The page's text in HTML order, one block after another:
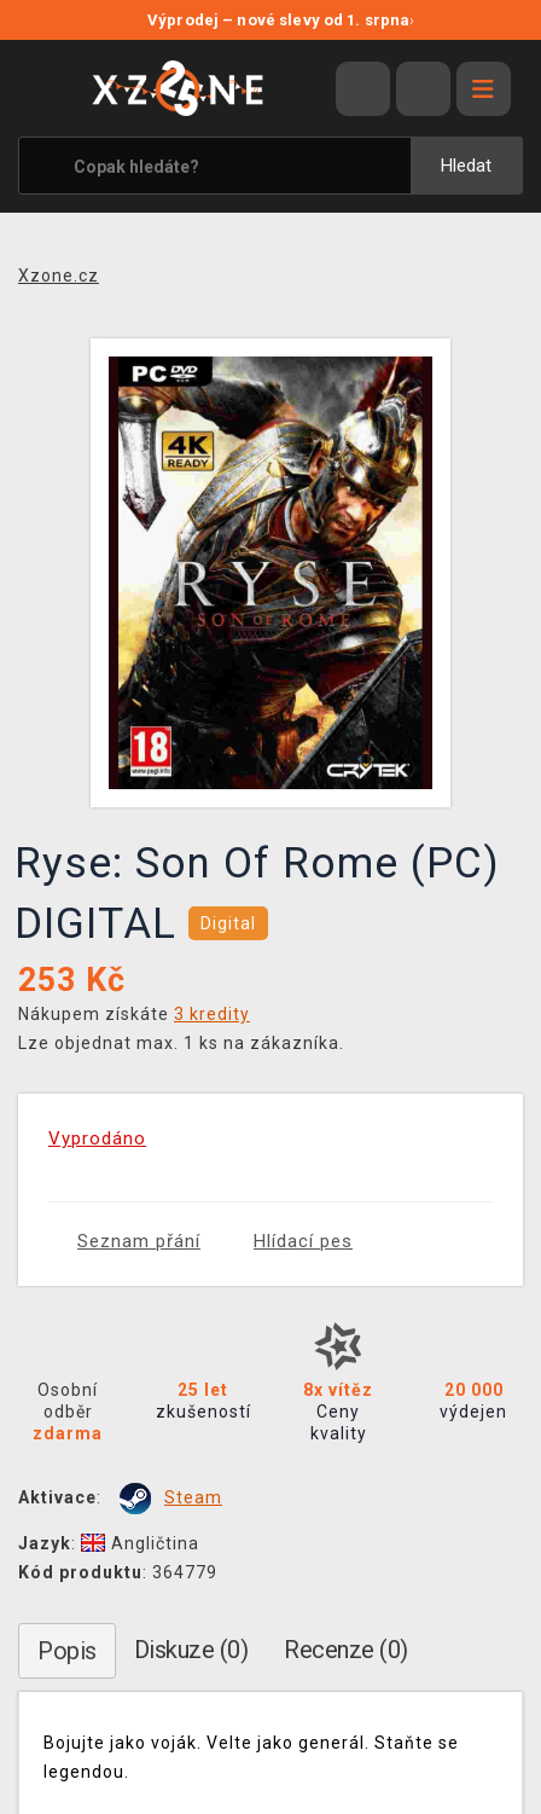
Výprodej – nové slevy od 1. srpna›
Hledat
VÝPRODEJ
VIDEOHRY
XZONE ORIGINALS
TÉMATIKY
SPOLEČENSKÉ HRY
PRODEJNY
XZONE KLUB
TCG & BOARDGAME HUB
VÝKUP HER (BAZAR)
Xzone.cz
Ryse: Son Of Rome (PC)
DIGITAL
Digital
253 Kč
Nákupem získáte 3 kredity
Lze objednat max. 1 ks na zákazníka.
Vyprodáno
Seznam přání Hlídací pes
Osobní
odběr
zdarma
25 let
zkušeností
8x vítěz
Ceny
kvality
20 000
výdejen
Aktivace: Steam
Jazyk:
Angličtina
Kód produktu: 364779
Popis Diskuze (0) Recenze (0)
Bojujte jako voják. Velte jako generál. Staňte se
legendou.